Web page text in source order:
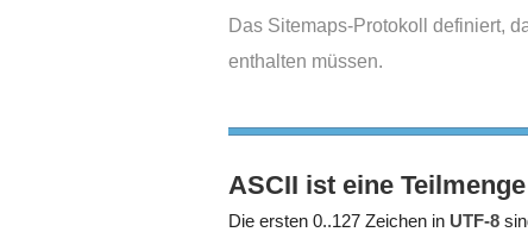
Das Sitemaps-Protokoll definiert,
enthalten müssen.
ASCII ist eine
Die ersten 0..127 Zeichen in UTF-8